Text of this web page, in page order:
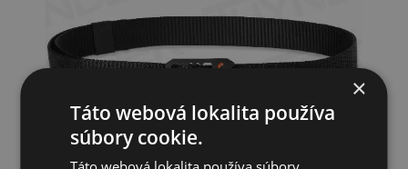
×
Táto webová lokalita používa
súbory cookie.